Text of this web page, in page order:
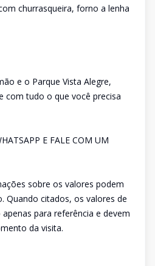
churrasqueira, forno a lenha
e o Parque Vista Alegre,
com tudo o que você precisa
E FALE COM UM
sobre os valores podem
Quando citados, os valores de
para referência e devem
da visita.